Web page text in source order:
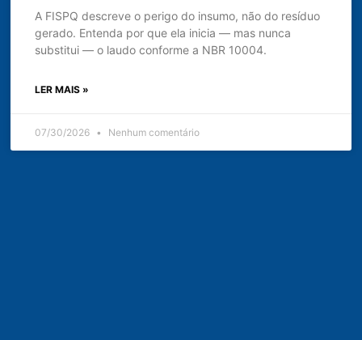
A FISPQ descreve o perigo do insumo, não do resíduo
gerado. Entenda por que ela inicia — mas nunca
substitui — o laudo conforme a NBR 10004.
LER MAIS »
07/30/2026 Nenhum comentário